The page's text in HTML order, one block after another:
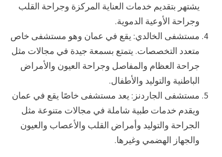
يشتهر بتقديم خدمات العناية المركزة وجراحة القلب
وجراحة الأوعية الدموية.
مستشفى الخالدي: يقع في عمان وهو مستشفى خاص
متعدد التخصصات. يتمتع بسمعة جيدة في مجالات مثل
جراحة العظام والمفاصل وجراحة العيون والأمراض
الباطنية والتوليد والأطفال.
مستشفى الجاردنز: يعد مستشفى خاصًا يقع في عمان
ويقدم خدمات طبية شاملة في مجالات متنوعة مثل
الجراحة والتوليد وأمراض القلب والأعصاب والعيون
والجهاز الهضمي وغيرها.